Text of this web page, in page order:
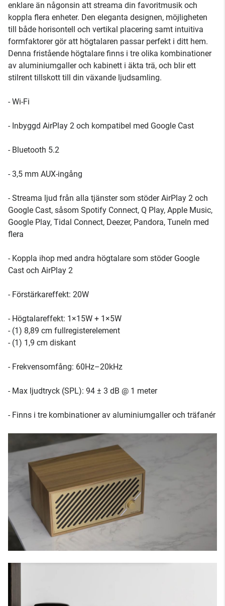
enklare än någonsin att streama din favoritmusik och
koppla flera enheter. Den eleganta designen, möjligheten
till både horisontell och vertikal placering samt intuitiva
formfaktorer gör att högtalaren passar perfekt i ditt hem.
Denna fristående högtalare finns i tre olika kombinationer
av aluminiumgaller och kabinett i äkta trä, och blir ett
stilrent tillskott till din växande ljudsamling.
- Wi-Fi
- Inbyggd AirPlay 2 och kompatibel med Google Cast
- Bluetooth 5.2
- 3,5 mm AUX-ingång
- Streama ljud från alla tjänster som stöder AirPlay 2 och
Google Cast, såsom Spotify Connect, Q Play, Apple Music,
Google Play, Tidal Connect, Deezer, Pandora, TuneIn med
flera
- Koppla ihop med andra högtalare som stöder Google
Cast och AirPlay 2
- Förstärkareffekt: 20W
- Högtalareffekt: 1×15W + 1×5W
- (1) 8,89 cm fullregisterelement
- (1) 1,9 cm diskant
- Frekvensomfång: 60Hz–20kHz
- Max ljudtryck (SPL): 94 ± 3 dB @ 1 meter
- Finns i tre kombinationer av aluminiumgaller och träfanér